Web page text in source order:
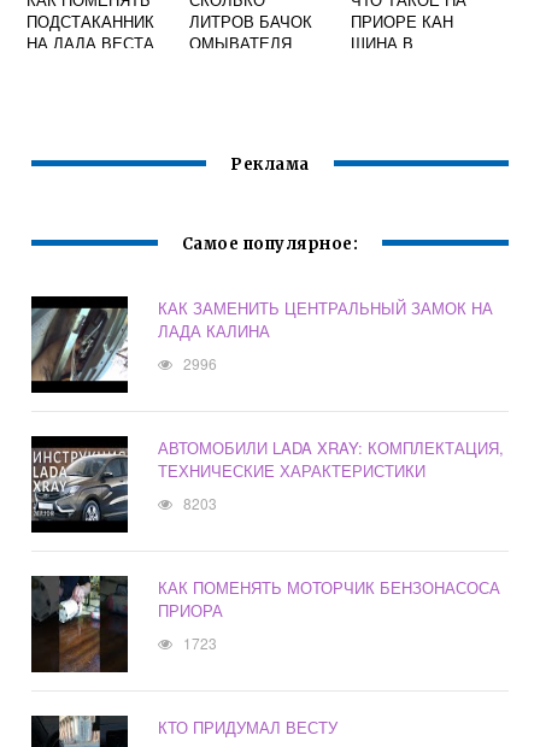
ПОДСТАКАННИК
НА ЛАДА ВЕСТА
ЛИТРОВ БАЧОК
ОМЫВАТЕЛЯ
ПРИОРЕ КАН
ШИНА В
Реклама
Самое популярное:
КАК ЗАМЕНИТЬ ЦЕНТРАЛЬНЫЙ ЗАМОК НА
ЛАДА КАЛИНА
2996
АВТОМОБИЛИ LADA XRAY: КОМПЛЕКТАЦИЯ,
ТЕХНИЧЕСКИЕ ХАРАКТЕРИСТИКИ
8203
КАК ПОМЕНЯТЬ МОТОРЧИК БЕНЗОНАСОСА
ПРИОРА
1723
КТО ПРИДУМАЛ ВЕСТУ